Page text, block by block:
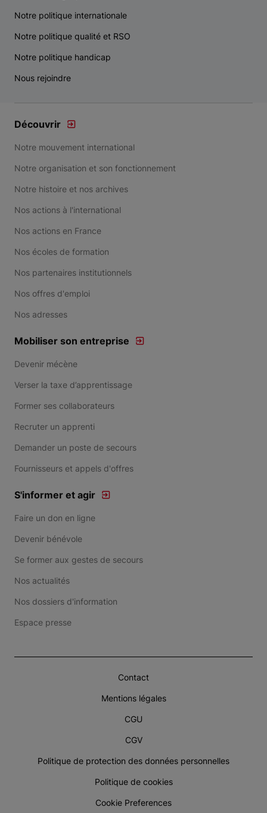
Notre politique internationale
Notre politique qualité et RSO
Notre politique handicap
Nous rejoindre
Découvrir
Notre mouvement international
Notre organisation et son fonctionnement
Notre histoire et nos archives
Nos actions à l'international
Nos actions en France
Nos écoles de formation
Nos partenaires institutionnels
Nos offres d'emploi
Nos adresses
Mobiliser son entreprise
Devenir mécène
Verser la taxe d’apprentissage
Former ses collaborateurs
Recruter un apprenti
Demander un poste de secours
Fournisseurs et appels d'offres
S'informer et agir
Faire un don en ligne
Devenir bénévole
Se former aux gestes de secours
Nos actualités
Nos dossiers d'information
Espace presse
Contact
Mentions légales
CGU
CGV
Politique de protection des données personnelles
Politique de cookies
Cookie Preferences